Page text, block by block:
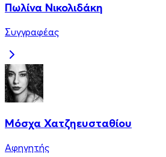
Πωλίνα Νικολιδάκη
Συγγραφέας
Μόσχα Χατζηευσταθίου
Αφηγητής